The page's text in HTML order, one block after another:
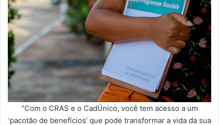
“Com o CRAS e o CadÚnico, você tem acesso a um
‘pacotão de benefícios’ que pode transformar a vida da sua